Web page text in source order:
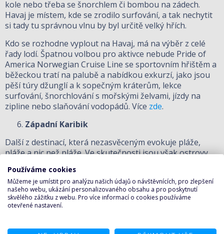
kole nebo třeba se šnorchlem či bombou na zádech.
Havaj je místem, kde se zrodilo surfování, a tak nechytit
si tady tu správnou vlnu by byl určitě velký hřích.
Kdo se rozhodne vyplout na Havaj, má na výběr z celé
řady lodí. Špatnou volbou pro aktivce nebude Pride of
America Norwegian Cruise Line se sportovním hřištěm a
běžeckou tratí na palubě a nabídkou exkurzí, jako jsou
pěší túry džunglí a k sopečným kráterům, lekce
surfování, šnorchlování s mořskými želvami, jízdy na
zipline nebo slaňování vodopádů. Více zde.
Západní Karibik
Další z destinací, která nezasvěceným evokuje pláže,
pláže a nic než pláže. Ve skutečnosti jsou však ostrovy
opravdu dosyta. Kajmanské ostrovy nabízí jedny z
nejkrásnějších korálových útesů celého Karibiku a
skvělou viditelnost pod mořskou hladinou, mexický
Yucatán potom pěší treky džunglí, magické mayské
řekách nebo plavání s delfíny. A Jamajka? To jsou
Používáme cookies
Můžeme je umístit pro analýzu našich údajů o návštěvnících, pro zlepšení
našeho webu, ukázání personalizovaného obsahu a pro poskytnutí
skvělého zážitku z webu. Pro více informací o cookies používáme
otevřené nastavení.